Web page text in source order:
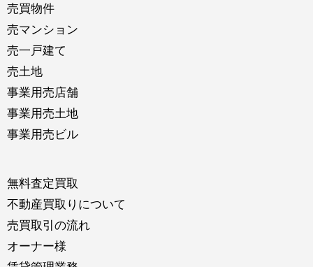
売買物件
売マンション
売一戸建て
売土地
事業用売店舗
事業用売土地
事業用売ビル
無料査定買取
不動産買取りについて
売買取引の流れ
オーナー様